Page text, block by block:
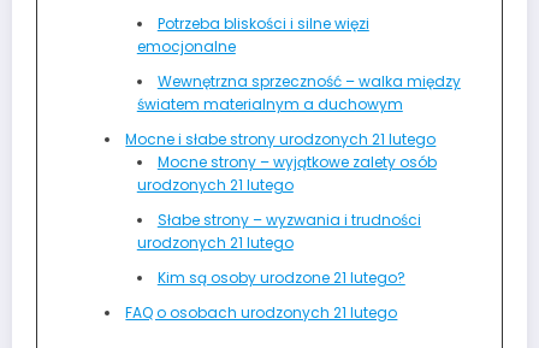
Potrzeba bliskości i silne więzi
emocjonalne
Wewnętrzna sprzeczność – walka między
światem materialnym a duchowym
Mocne i słabe strony urodzonych 21 lutego
Mocne strony – wyjątkowe zalety osób
urodzonych 21 lutego
Słabe strony – wyzwania i trudności
urodzonych 21 lutego
Kim są osoby urodzone 21 lutego?
FAQ o osobach urodzonych 21 lutego